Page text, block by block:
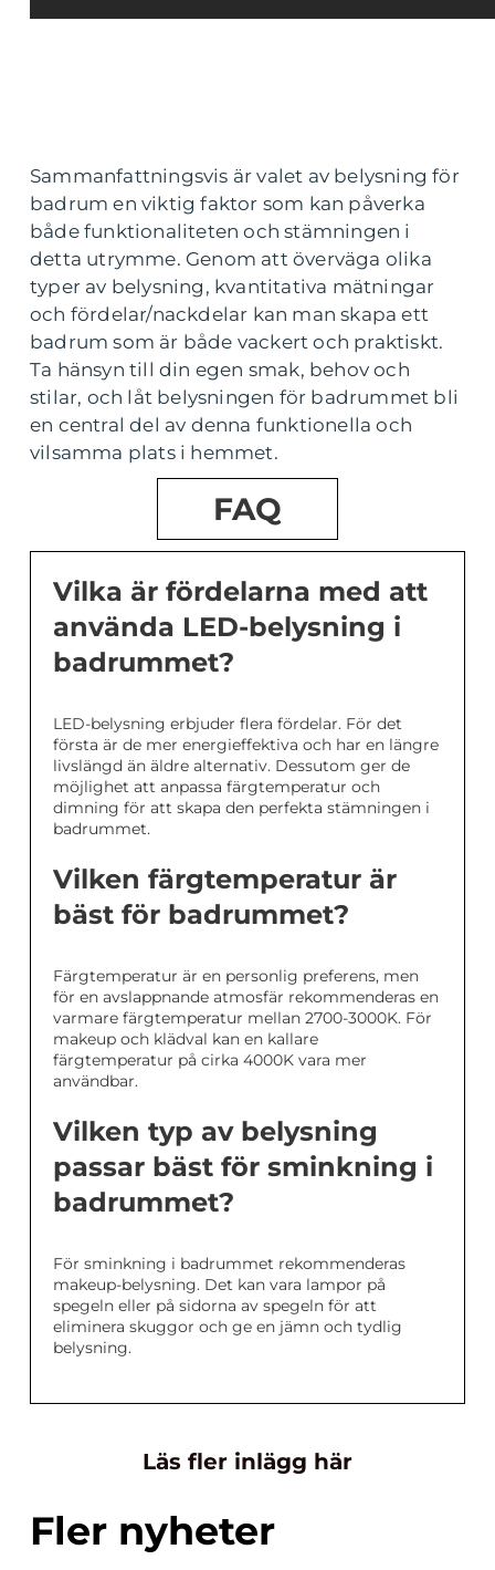
Sammanfattningsvis är valet av belysning för
badrum en viktig faktor som kan påverka
både funktionaliteten och stämningen i
detta utrymme. Genom att överväga olika
typer av belysning, kvantitativa mätningar
och fördelar/nackdelar kan man skapa ett
badrum som är både vackert och praktiskt.
Ta hänsyn till din egen smak, behov och
stilar, och låt belysningen för badrummet bli
en central del av denna funktionella och
vilsamma plats i hemmet.
FAQ
Vilka är fördelarna med att
använda LED-belysning i
badrummet?
LED-belysning erbjuder flera fördelar. För det
första är de mer energieffektiva och har en längre
livslängd än äldre alternativ. Dessutom ger de
möjlighet att anpassa färgtemperatur och
dimning för att skapa den perfekta stämningen i
badrummet.
Vilken färgtemperatur är
bäst för badrummet?
Färgtemperatur är en personlig preferens, men
för en avslappnande atmosfär rekommenderas en
varmare färgtemperatur mellan 2700-3000K. För
makeup och klädval kan en kallare
färgtemperatur på cirka 4000K vara mer
användbar.
Vilken typ av belysning
passar bäst för sminkning i
badrummet?
För sminkning i badrummet rekommenderas
makeup-belysning. Det kan vara lampor på
spegeln eller på sidorna av spegeln för att
eliminera skuggor och ge en jämn och tydlig
belysning.
Läs fler inlägg här
Fler nyheter